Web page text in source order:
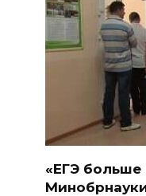
«ЕГЭ больше